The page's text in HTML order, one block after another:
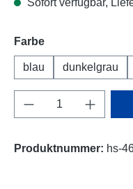
Farbe
blau dunkelgrau
Produkt Anzahl:
Produktnummer: hs-